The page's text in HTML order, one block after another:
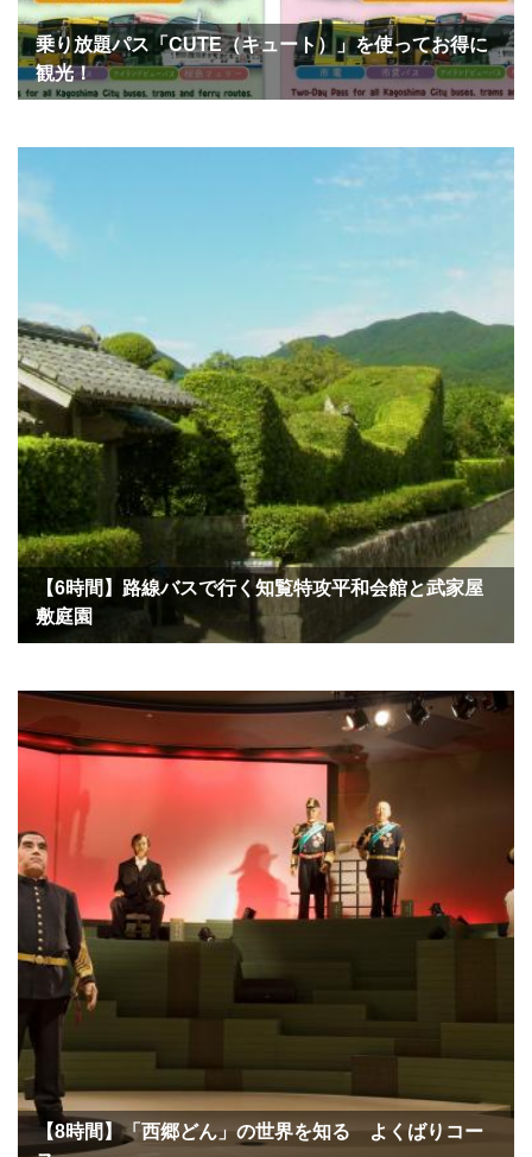
乗り放題パス「CUTE（キュート）」を使ってお得に
観光！
【6時間】路線バスで行く知覧特攻平和会館と武家屋
敷庭園
【8時間】「西郷どん」の世界を知る よくばりコー